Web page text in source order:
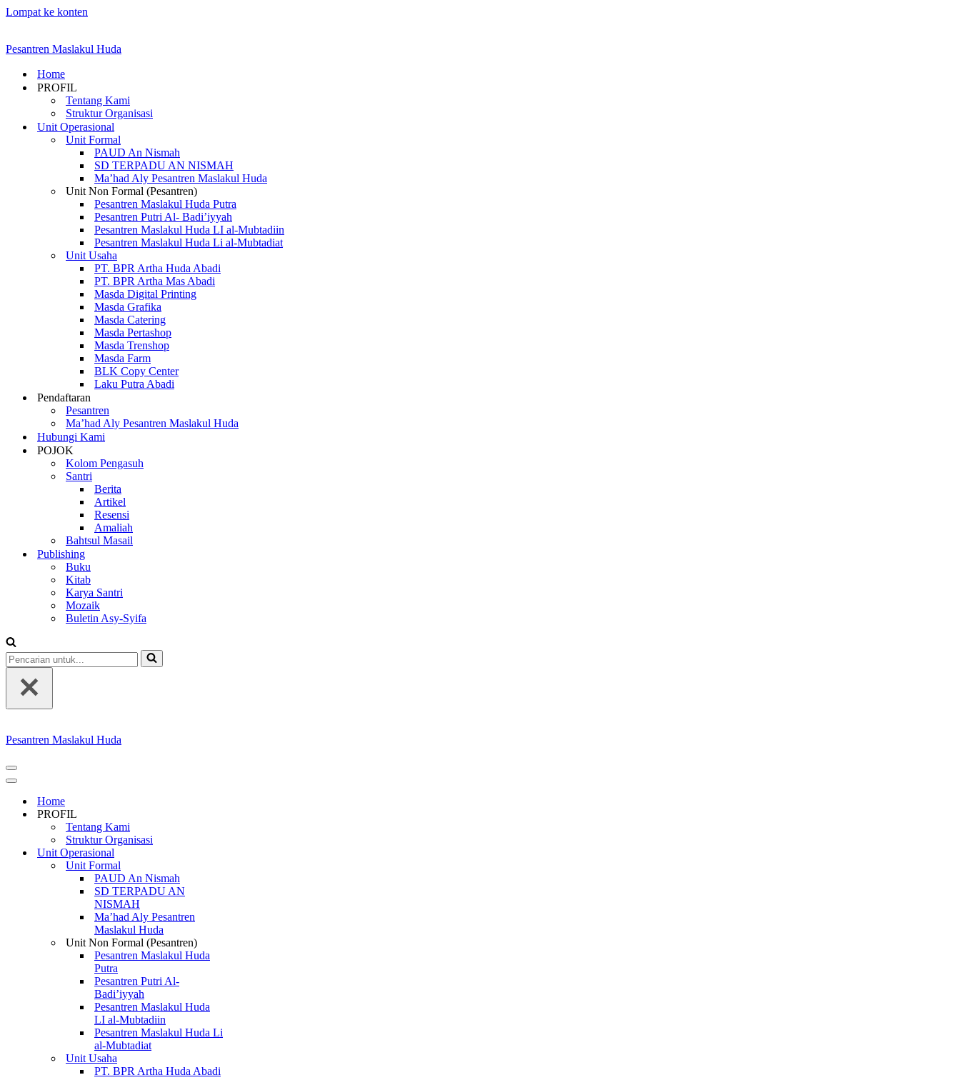
Lompat ke konten
Pesantren Maslakul Huda
Home
PROFIL
Tentang Kami
Struktur Organisasi
Unit Operasional
Unit Formal
PAUD An Nismah
SD TERPADU AN NISMAH
Ma’had Aly Pesantren Maslakul Huda
Unit Non Formal (Pesantren)
Pesantren Maslakul Huda Putra
Pesantren Putri Al- Badi’iyyah
Pesantren Maslakul Huda LI al-Mubtadiin
Pesantren Maslakul Huda Li al-Mubtadiat
Unit Usaha
PT. BPR Artha Huda Abadi
PT. BPR Artha Mas Abadi
Masda Digital Printing
Masda Grafika
Masda Catering
Masda Pertashop
Masda Trenshop
Masda Farm
BLK Copy Center
Laku Putra Abadi
Pendaftaran
Pesantren
Ma’had Aly Pesantren Maslakul Huda
Hubungi Kami
POJOK
Kolom Pengasuh
Santri
Berita
Artikel
Resensi
Amaliah
Bahtsul Masail
Publishing
Buku
Kitab
Karya Santri
Mozaik
Buletin Asy-Syifa
Pencarian
untuk...
Pesantren Maslakul Huda
Menu
Navigasi
Menu
NavigasiHome
PROFIL
Tentang Kami
Struktur Organisasi
Unit Operasional
Unit Formal
PAUD An Nismah
SD TERPADU AN
NISMAH
Ma’had Aly Pesantren
Maslakul Huda
Unit Non Formal (Pesantren)
Pesantren Maslakul Huda
Putra
Pesantren Putri Al-
Badi’iyyah
Pesantren Maslakul Huda
LI al-Mubtadiin
Pesantren Maslakul Huda Li
al-Mubtadiat
Unit Usaha
PT. BPR Artha Huda Abadi